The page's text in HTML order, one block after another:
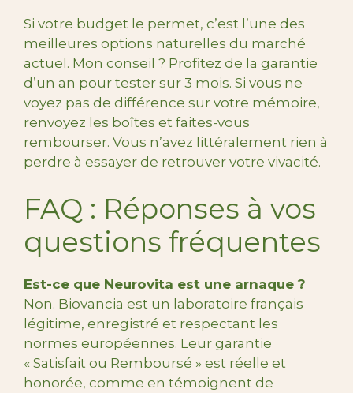
Si votre budget le permet, c’est l’une des
meilleures options naturelles du marché
actuel. Mon conseil ? Profitez de la garantie
d’un an pour tester sur 3 mois. Si vous ne
voyez pas de différence sur votre mémoire,
renvoyez les boîtes et faites-vous
rembourser. Vous n’avez littéralement rien à
perdre à essayer de retrouver votre vivacité.
FAQ : Réponses à vos
questions fréquentes
Est-ce que Neurovita est une arnaque ?
Non. Biovancia est un laboratoire français
légitime, enregistré et respectant les
normes européennes. Leur garantie
« Satisfait ou Remboursé » est réelle et
honorée, comme en témoignent de